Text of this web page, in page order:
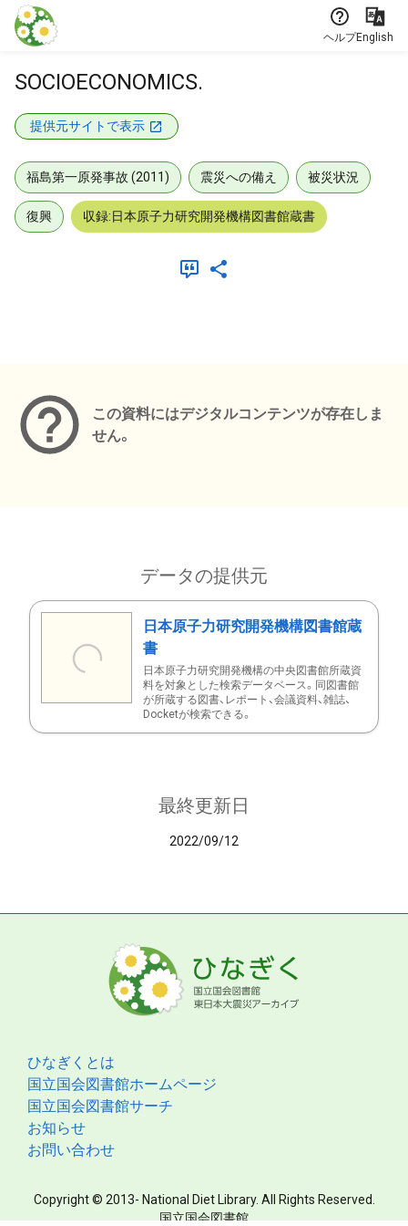
本文に飛ぶ
ヘルプEnglish
SOCIOECONOMICS.
提供元サイトで表示
福島第一原発事故 (2011) 震災への備え 被災状況
復興 収録:日本原子力研究開発機構図書館蔵書
この資料にはデジタルコンテンツが存在しま
せん。
データの提供元
日本原子力研究開発機構図書館蔵
書
日本原子力研究開発機構の中央図書館所蔵資
料を対象とした検索データベース。同図書館
が所蔵する図書、レポート、会議資料、雑誌、
Docketが検索できる。
最終更新日
2022/09/12
ひなぎくとは
国立国会図書館ホームページ
国立国会図書館サーチ
お知らせ
お問い合わせ
Copyright © 2013- National Diet Library. All Rights Reserved.